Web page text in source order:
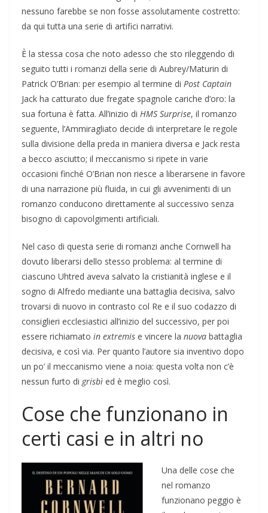
nessuno farebbe se non fosse assolutamente costretto:
da qui tutta una serie di artifici narrativi.
È la stessa cosa che noto adesso che sto rileggendo di
seguito tutti i romanzi della serie di Aubrey/Maturin di
Patrick O’Brian: per esempio al termine di Post Captain
Jack ha catturato due fregate spagnole cariche d’oro: la
sua fortuna è fatta. All’inizio di HMS Surprise, il romanzo
seguente, l’Ammiragliato decide di interpretare le regole
sulla divisione della preda in maniera diversa e Jack resta
a becco asciutto; il meccanismo si ripete in varie
occasioni finché O’Brian non riesce a liberarsene in favore
di una narrazione più fluida, in cui gli avvenimenti di un
romanzo conducono direttamente al successivo senza
bisogno di capovolgimenti artificiali.
Nel caso di questa serie di romanzi anche Cornwell ha
dovuto liberarsi dello stesso problema: al termine di
ciascuno Uhtred aveva salvato la cristianità inglese e il
sogno di Alfredo mediante una battaglia decisiva, salvo
trovarsi di nuovo in contrasto col Re e il suo codazzo di
consiglieri ecclesiastici all’inizio del successivo, per poi
essere richiamato in extremis e vincere la nuova battaglia
decisiva, e così via. Per quanto l’autore sia inventivo dopo
un po’ il meccanismo viene a noia: questa volta non c’è
nessun furto di grisbì ed è meglio così.
Cose che funzionano in
certi casi e in altri no
Una delle cose che
nel romanzo
funzionano peggio è